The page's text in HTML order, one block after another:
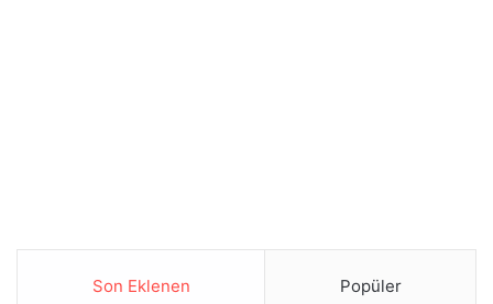
Son Eklenen Popüler